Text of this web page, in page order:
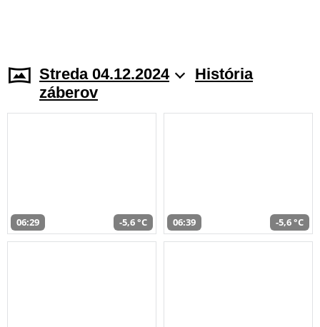
Streda 04.12.2024
História
záberov
06:29 -5,6 °C 06:39 -5,6 °C